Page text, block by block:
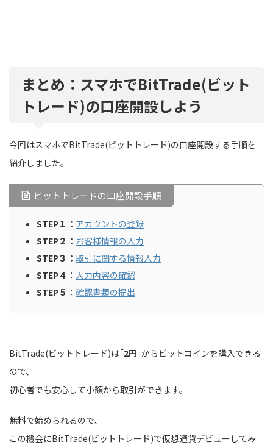
まとめ：スマホでBitTrade(ビット
トレード)の口座開設しよう
今回はスマホでBitTrade(ビットトレード)の口座開設する手順を
紹介しました。
ビットトレードの口座開設手順
STEP１： アカウントの登録
STEP２： お客様情報の入力
STEP３： 取引に関する情報入力
STEP４ ： 入力内容の確認
STEP５ ： 確認書類の提出
BitTrade(ビットトレード)は｢2円 ｣からビットコインを購入できる
ので、
初心者でも安心して小額から取引ができます。
無料で始められるので、
この機会にBitTrade(ビットトレード)で仮想通貨デビューしてみ